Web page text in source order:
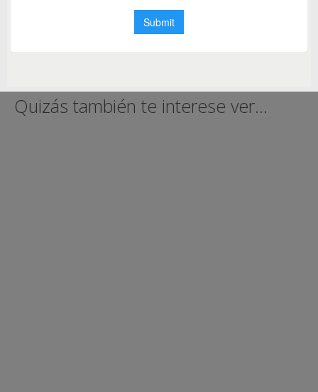
La Floralis Genérica vuelve a brillar con la
iluminación de Philips
Quizás también te interese ver...